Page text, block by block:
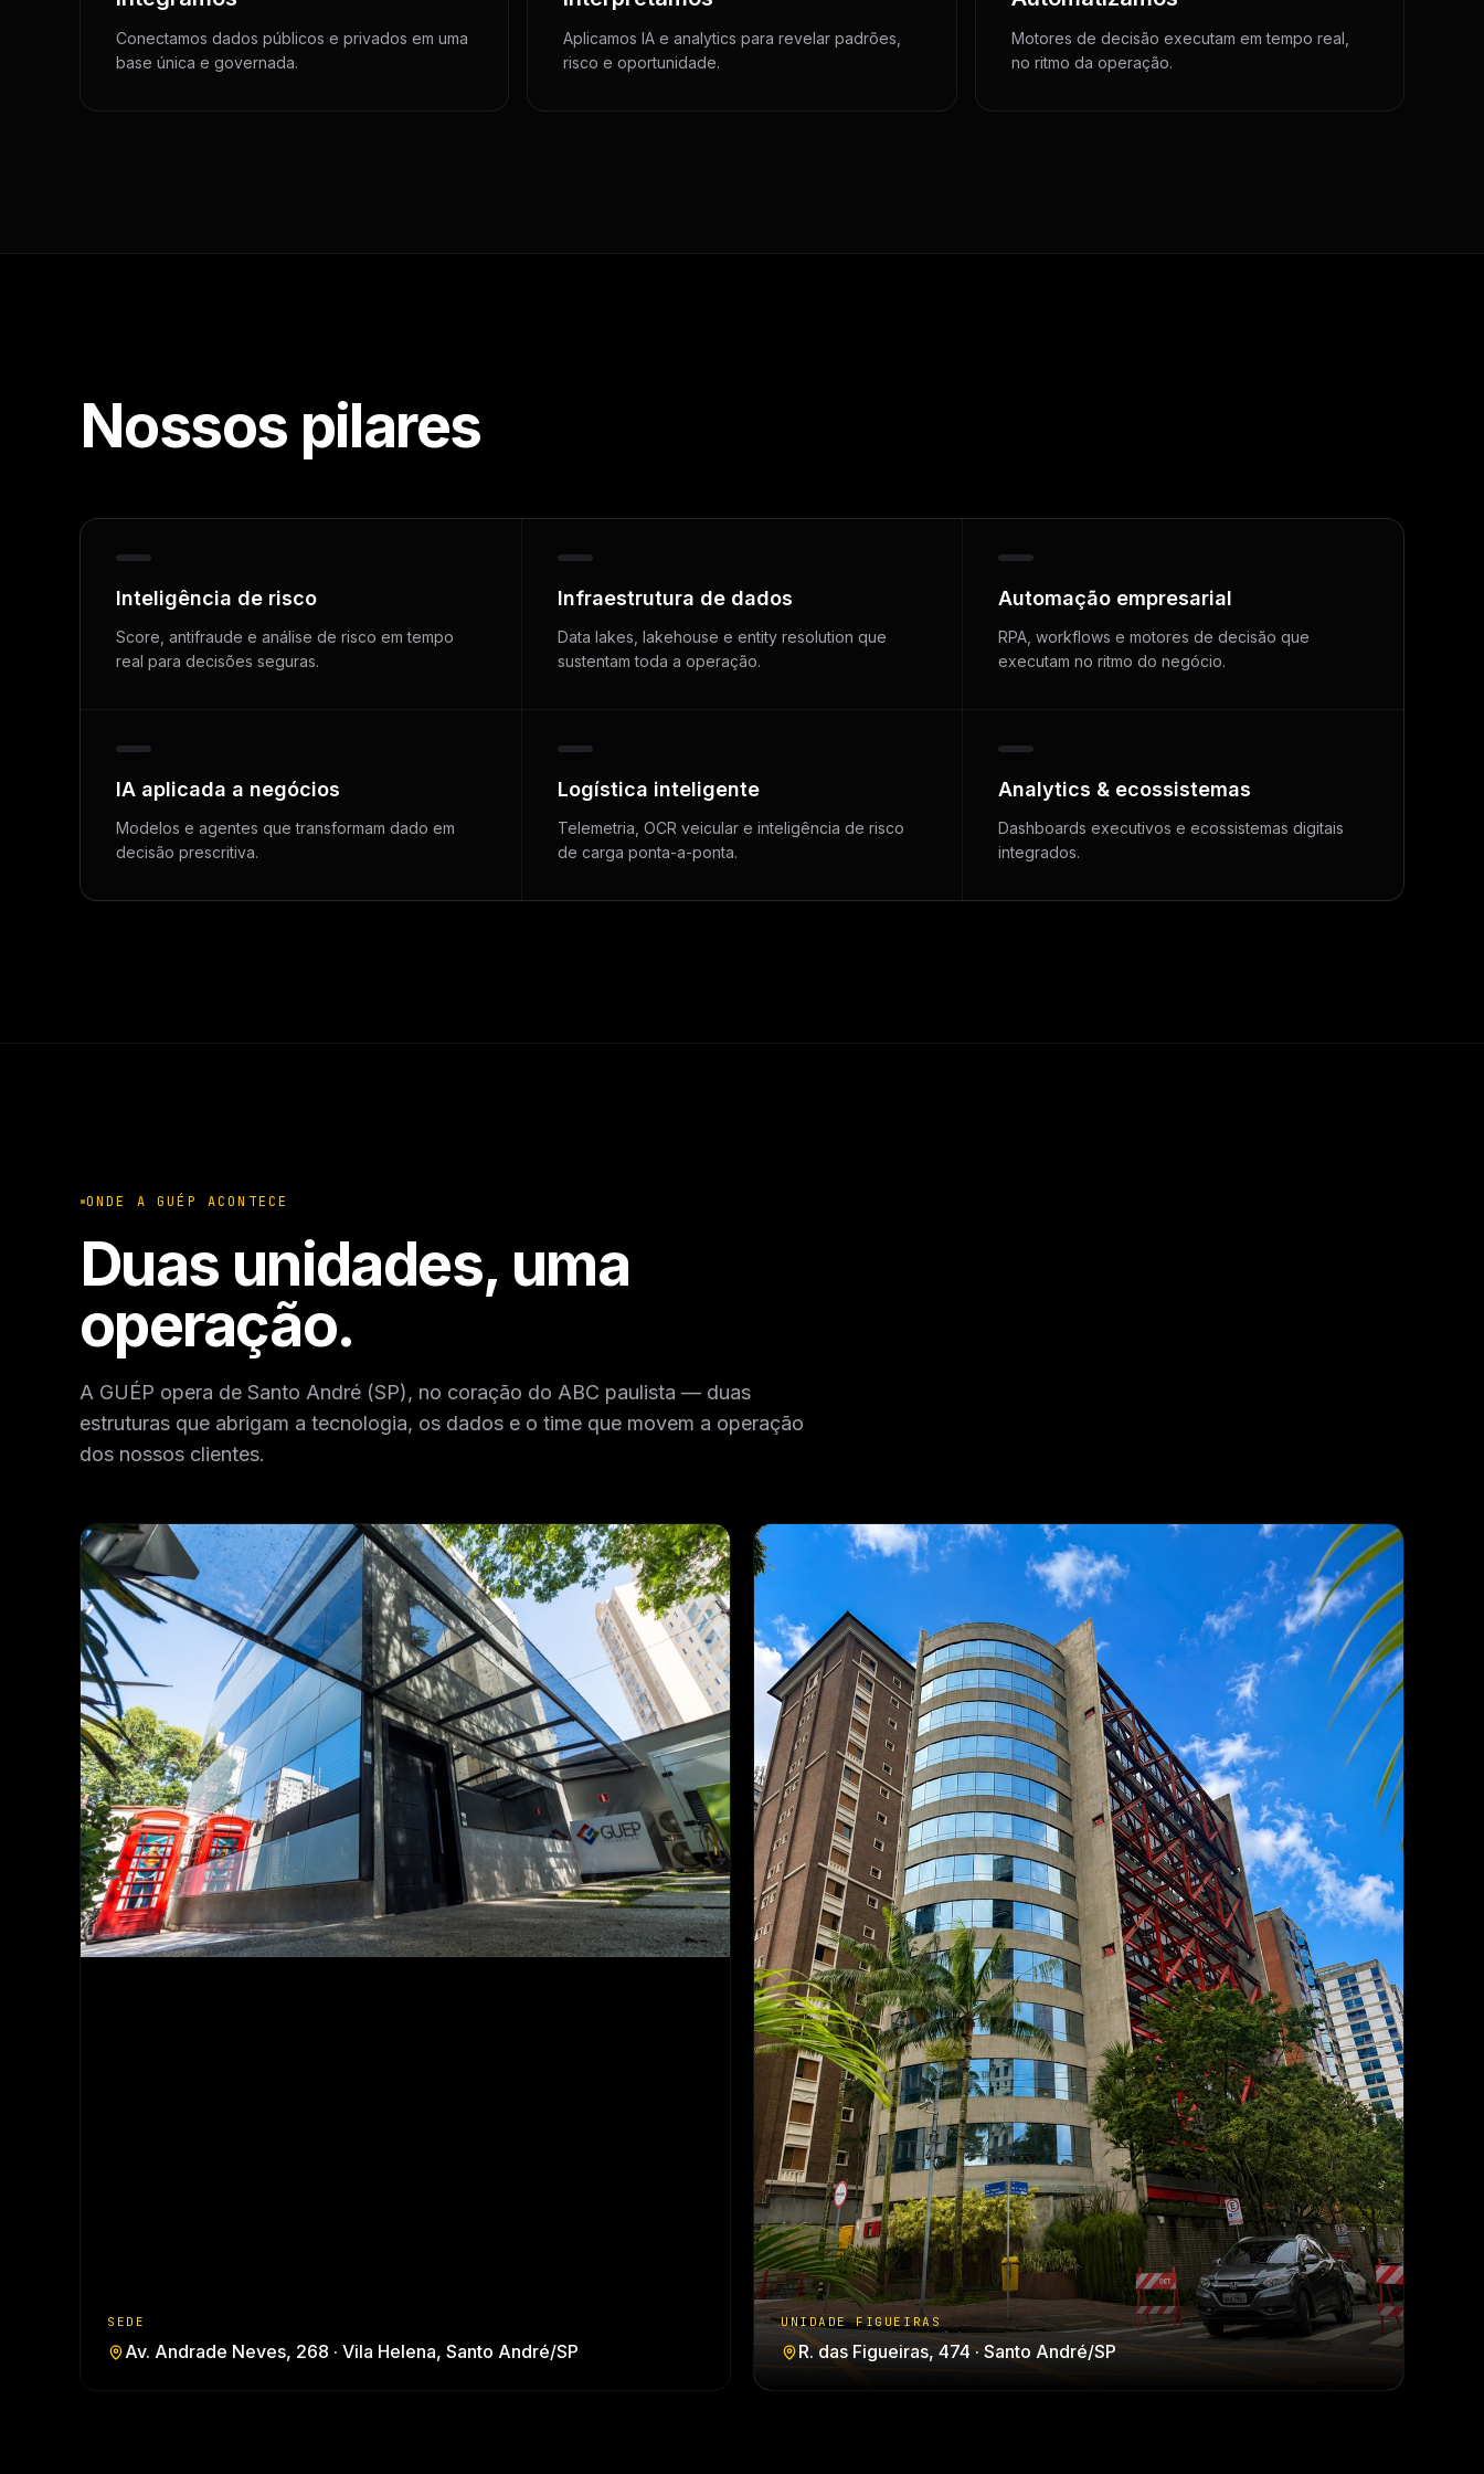
Conectamos dados públicos e privados em uma
base única e governada.
Aplicamos IA e analytics para revelar padrões,
risco e oportunidade.
Motores de decisão executam em tempo real,
no ritmo da operação.
Nossos pilares
Inteligência de risco
Score, antifraude e análise de risco em tempo
real para decisões seguras.
Infraestrutura de dados
Data lakes, lakehouse e entity resolution que
sustentam toda a operação.
Automação empresarial
RPA, workflows e motores de decisão que
executam no ritmo do negócio.
IA aplicada a negócios
Modelos e agentes que transformam dado em
decisão prescritiva.
Logística inteligente
Telemetria, OCR veicular e inteligência de risco
de carga ponta-a-ponta.
Analytics & ecossistemas
Dashboards executivos e ecossistemas digitais
integrados.
ONDE A GUÉP ACONTECE
Duas unidades, uma
operação.
A GUÉP opera de Santo André (SP), no coração do ABC paulista — duas
estruturas que abrigam a tecnologia, os dados e o time que movem a operação
dos nossos clientes.
SEDE
Av. Andrade Neves, 268 · Vila Helena, Santo André/SP
UNIDADE FIGUEIRAS
R. das Figueiras, 474 · Santo André/SP